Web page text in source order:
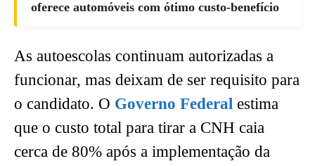
oferece automóveis com ótimo custo-benefício
As autoescolas continuam autorizadas a
funcionar, mas deixam de ser requisito para
o candidato. O Governo Federal estima
que o custo total para tirar a CNH caia
cerca de 80% após a implementação da